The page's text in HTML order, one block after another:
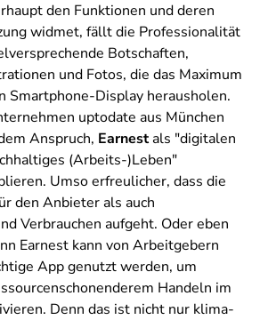
den Funktionen und deren
widmet, fällt die Professionalität
Botschaften,
und Fotos, die das Maximum
Smartphone-Display herausholen.
uptodate aus München
Anspruch, Earnestals "digitalen
(Arbeits-)Leben"
Umso erfreulicher, dass die
den Anbieter als auch
Verbrauchen aufgeht. Oder eben
Earnest kann von Arbeitgebern
App genutzt werden, um
Handeln im
Denn das ist nicht nur klima-